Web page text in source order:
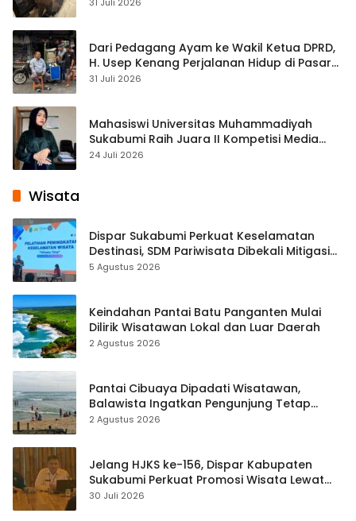
Dari Pedagang Ayam ke Wakil Ketua DPRD,
H. Usep Kenang Perjalanan Hidup di Pasar
Cisaat
31 Juli 2026
Mahasiswi Universitas Muhammadiyah
Sukabumi Raih Juara II Kompetisi Media
Pembelajaran Digital Tingkat Internasional
24 Juli 2026
Wisata
Dispar Sukabumi Perkuat Keselamatan
Destinasi, SDM Pariwisata Dibekali Mitigasi
hingga Teknik Evakuasi
5 Agustus 2026
Keindahan Pantai Batu Panganten Mulai
Dilirik Wisatawan Lokal dan Luar Daerah
2 Agustus 2026
Pantai Cibuaya Dipadati Wisatawan,
Balawista Ingatkan Pengunjung Tetap
Waspada
2 Agustus 2026
Jelang HJKS ke-156, Dispar Kabupaten
Sukabumi Perkuat Promosi Wisata Lewat
Publikasi Digital
30 Juli 2026